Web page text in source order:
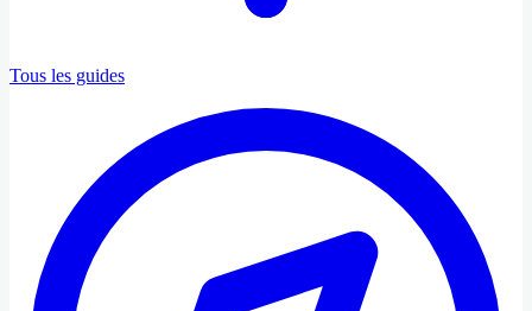
Tous les guides